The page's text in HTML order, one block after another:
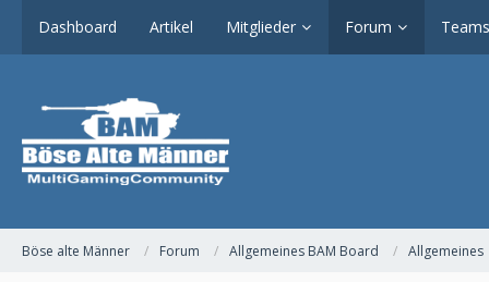
Dashboard Artikel Mitglieder Forum
Böse alte Männer Forum Allgemeines BAM Board Allgemeines